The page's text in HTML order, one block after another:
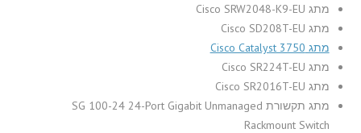
מתג Cisco SRW2048-K9-EU
מתג Cisco SD208T-EU
מתג Cisco Catalyst 3750
מתג Cisco SR224T-EU
מתג Cisco SR2016T-EU
מתג תקשורת SG 100-24 24-Port Gigabit Unmanaged
Rackmount Switch